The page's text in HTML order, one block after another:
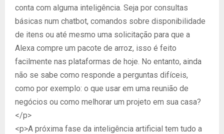
conta com alguma inteligência. Seja por consultas
básicas num chatbot, comandos sobre disponibilidade
de itens ou até mesmo uma solicitação para que a
Alexa compre um pacote de arroz, isso é feito
facilmente nas plataformas de hoje. No entanto, ainda
não se sabe como responde a perguntas difíceis,
como por exemplo: o que usar em uma reunião de
negócios ou como melhorar um projeto em sua casa?
</p>
<p>A próxima fase da inteligência artificial tem tudo a